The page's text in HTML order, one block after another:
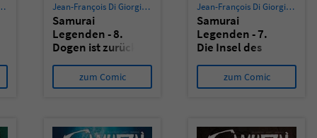
Di Giorgio, Cristina Mormile Jean-François Di Giorgio, Cristina Mormile
Samurai
Legenden - 8.
Dogen ist zurück
zum Comic
Jean-François Di Giorgio,
Samurai
Legenden - 7.
Die Insel des
zum Comic